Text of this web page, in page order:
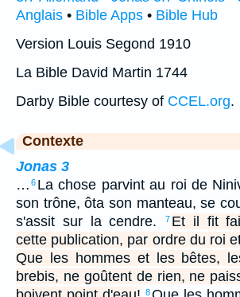
Anglais • Bible Apps • Bible Hub
Version Louis Segond 1910
La Bible David Martin 1744
Darby Bible courtesy of CCEL.org.
Contexte
Jonas 3
… 6 La chose parvint au roi de
son trône, ôta son manteau, se
s'assit sur la cendre.
7 Et il fit
cette publication, par ordre du roi
Que les hommes et les bêtes,
brebis, ne goûtent de rien, ne
8